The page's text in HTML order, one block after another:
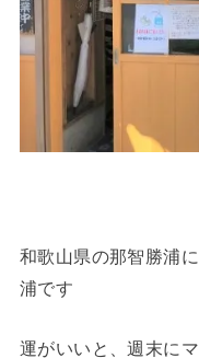
和歌山県の那智勝浦
浦です
運がいいと、週末に